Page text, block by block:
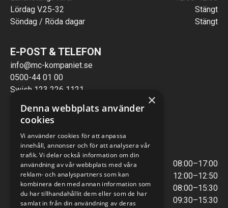
Lördag V.25-32
Stängt
Söndag / Röda dagar
Stängt
E-POST & TELEFON
info@mc-kompaniet.se
0500-44 01 00
Swish 123 226 1121
VERKSTAD
ÖPPETTIDER
Måndag - Torsdag
08:00–17:00
Lunchstängt
12:00–12:50
Fredagar
08:00–15:30
Telefontider
09:30–15:30
×
Denna webbplats använder
cookies
Vi använder cookies för att anpassa
innehåll, annonser och för att analysera vår
trafik. Vi delar också information om din
användning av vår webbplats med våra
reklam- och analyspartners som kan
kombinera den med annan information som
du har tillhandahållit dem eller som de har
samlat in från din användning av deras